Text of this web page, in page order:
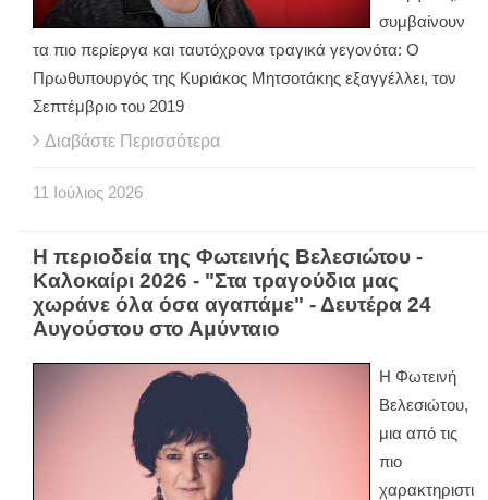
συμβαίνουν
τα πιο περίεργα και ταυτόχρονα τραγικά γεγονότα: Ο
Πρωθυπουργός της Κυριάκος Μητσοτάκης εξαγγέλλει, τον
Σεπτέμβριο του 2019
Διαβάστε Περισσότερα
11 Ιούλιος 2026
Η περιοδεία της Φωτεινής Βελεσιώτου -
Καλοκαίρι 2026 - "Στα τραγούδια μας
χωράνε όλα όσα αγαπάμε" - Δευτέρα 24
Αυγούστου στο Αμύνταιο
Η Φωτεινή
Βελεσιώτου,
μια από τις
πιο
χαρακτηριστι